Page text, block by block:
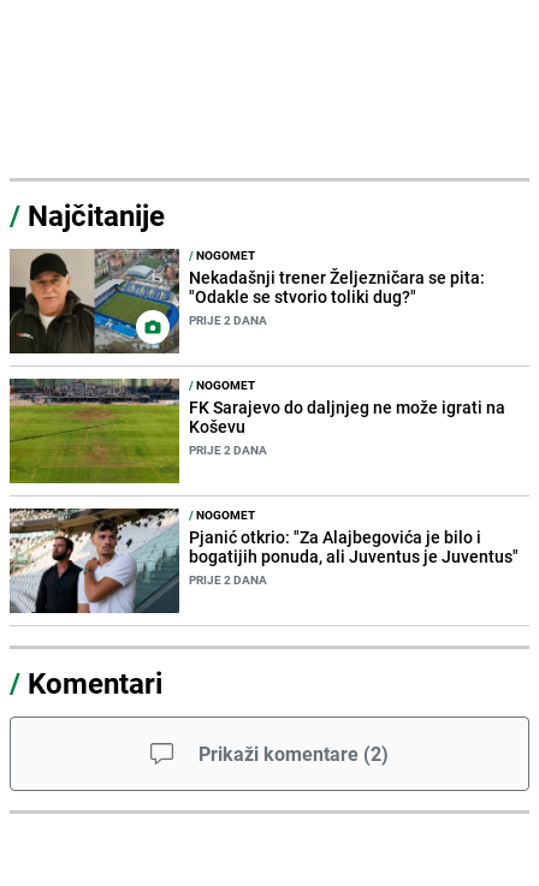
/ Najčitanije
/NOGOMET
Nekadašnji trener Željezničara se pita:
"Odakle se stvorio toliki dug?"
PRIJE 2 DANA
/NOGOMET
FK Sarajevo do daljnjeg ne može igrati na
Koševu
PRIJE 2 DANA
/NOGOMET
Pjanić otkrio: "Za Alajbegovića je bilo i
bogatijih ponuda, ali Juventus je Juventus"
PRIJE 2 DANA
/ Komentari
Prikaži komentare (2)